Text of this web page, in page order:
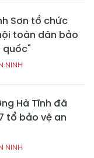
Sơn tổ chức
toàn dân bảo
quốc"
NINH
Hà Tĩnh đã
tổ bảo vệ an
NINH